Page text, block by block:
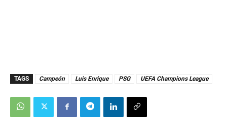
TAGS Campeón Luis Enrique PSG UEFA Champions League